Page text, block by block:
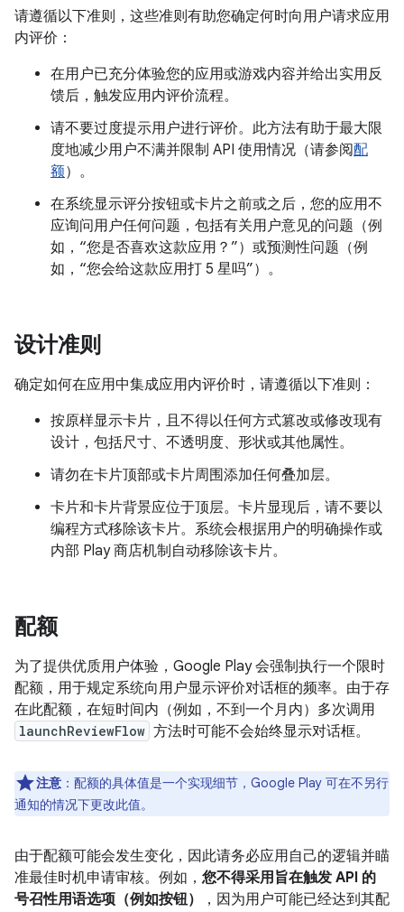
请遵循以下准则，这些准则有助您确定何时向用户请求应用
内评价：
在用户已充分体验您的应用或游戏内容并给出实用反
馈后，触发应用内评价流程。
请不要过度提示用户进行评价。此方法有助于最大限
度地减少用户不满并限制 API 使用情况（请参阅配
额）。
在系统显示评分按钮或卡片之前或之后，您的应用不
应询问用户任何问题，包括有关用户意见的问题（例
如，“您是否喜欢这款应用？”）或预测性问题（例
如，“您会给这款应用打 5 星吗”）。
设计准则
确定如何在应用中集成应用内评价时，请遵循以下准则：
按原样显示卡片，且不得以任何方式篡改或修改现有
设计，包括尺寸、不透明度、形状或其他属性。
请勿在卡片顶部或卡片周围添加任何叠加层。
卡片和卡片背景应位于顶层。卡片显现后，请不要以
编程方式移除该卡片。系统会根据用户的明确操作或
内部 Play 商店机制自动移除该卡片。
配额
为了提供优质用户体验，Google Play 会强制执行一个限时
配额，用于规定系统向用户显示评价对话框的频率。由于存
在此配额，在短时间内（例如，不到一个月内）多次调用
launchReviewFlow 方法时可能不会始终显示对话框。
注意 ：配额的具体值是一个实现细节，Google Play 可在不另行
通知的情况下更改此值。
由于配额可能会发生变化，因此请务必应用自己的逻辑并瞄
准最佳时机申请审核。例如， 您不得采用旨在触发 API 的
号召性用语选项（例如按钮）
，因为用户可能已经达到其配